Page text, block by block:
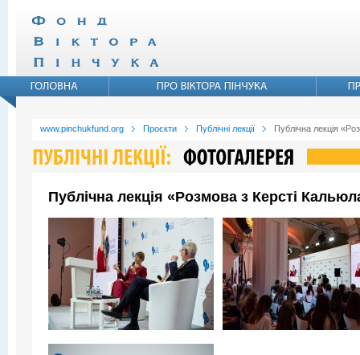
www.pinchukfund.org Проєкти Публічні лекції Публічна лекція
Публічна лекція «Розмова з Керсті